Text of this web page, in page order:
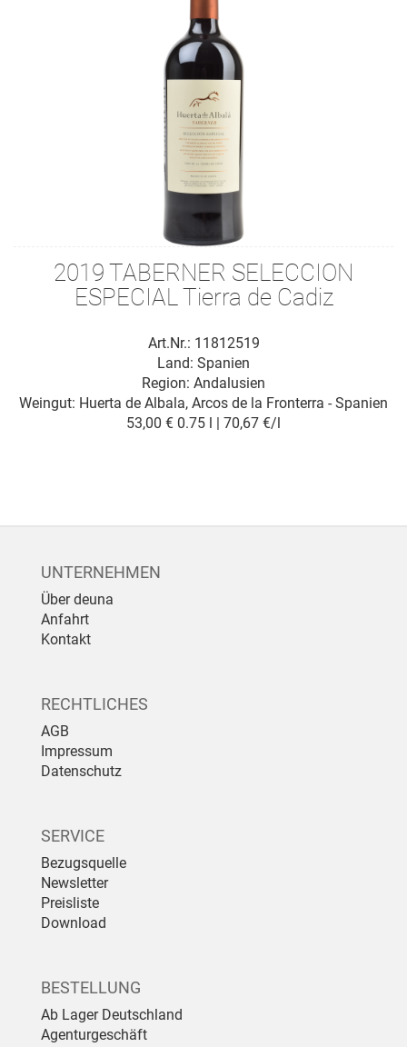
2019 TABERNER SELECCION
ESPECIAL Tierra de Cadiz
Art.Nr.: 11812519
Region: Andalusien
Weingut: Huerta de Albala, Arcos de la Fronterra - Spanien
Land: Spanien
53,00 € 0.75 l | 70,67 €/l
UNTERNEHMEN
Über deuna
Anfahrt
Kontakt
RECHTLICHES
AGB
Impressum
Datenschutz
SERVICE
Bezugsquelle
Newsletter
Preisliste
Download
BESTELLUNG
Ab Lager Deutschland
Agenturgeschäft